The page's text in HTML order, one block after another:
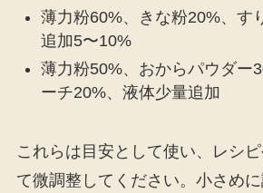
薄力粉60%、きな粉20%、す
追加5〜10%
薄力粉50%、おからパウダー
ーチ20%、液体少量追加
これらは目安として使い、レシ
て微調整してください。小さめ